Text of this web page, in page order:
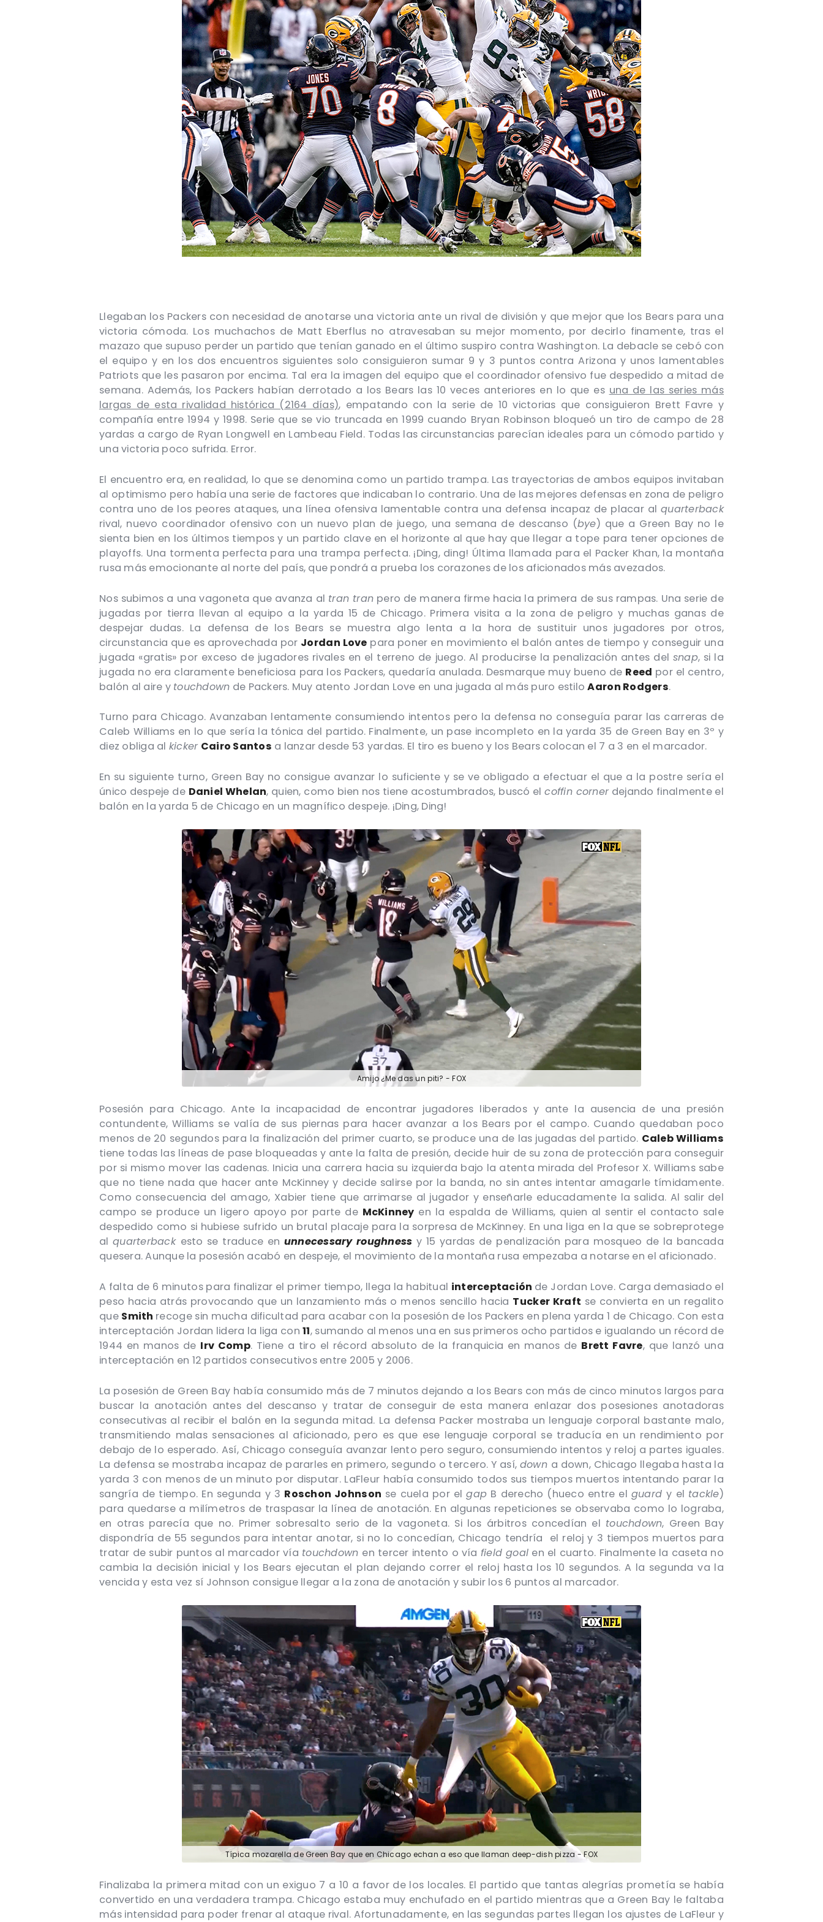
Llegaban los Packers con necesidad de anotarse una victoria ante un rival de división y que mejor que los Bears para una
victoria cómoda. Los muchachos de Matt Eberflus no atravesaban su mejor momento, por decirlo finamente, tras el
mazazo que supuso perder un partido que tenían ganado en el último suspiro contra Washington. La debacle se cebó con
el equipo y en los dos encuentros siguientes solo consiguieron sumar 9 y 3 puntos contra Arizona y unos lamentables
Patriots que les pasaron por encima. Tal era la imagen del equipo que el coordinador ofensivo fue despedido a mitad de
semana. Además, los Packers habían derrotado a los Bears las 10 veces anteriores en lo que es una de las series más
largas de esta rivalidad histórica (2164 días), empatando con la serie de 10 victorias que consiguieron Brett Favre y
compañía entre 1994 y 1998. Serie que se vio truncada en 1999 cuando Bryan Robinson bloqueó un tiro de campo de 28
yardas a cargo de Ryan Longwell en Lambeau Field. Todas las circunstancias parecían ideales para un cómodo partido y
una victoria poco sufrida. Error.
El encuentro era, en realidad, lo que se denomina como un partido trampa. Las trayectorias de ambos equipos invitaban
al optimismo pero había una serie de factores que indicaban lo contrario. Una de las mejores defensas en zona de peligro
contra uno de los peores ataques, una línea ofensiva lamentable contra una defensa incapaz de placar alquarterback
rival, nuevo coordinador ofensivo con un nuevo plan de juego, una semana de descanso (bye) que a Green Bay no le
sienta bien en los últimos tiempos y un partido clave en el horizonte al que hay que llegar a tope para tener opciones de
playoffs. Una tormenta perfecta para una trampa perfecta. ¡Ding, ding! Última llamada para el Packer Khan, la montaña
rusa más emocionante al norte del país, que pondrá a prueba los corazones de los aficionados más avezados.
Nos subimos a una vagoneta que avanza al tran tran pero de manera firme hacia la primera de sus rampas. Una serie de
jugadas por tierra llevan al equipo a la yarda 15 de Chicago. Primera visita a la zona de peligro y muchas ganas de
despejar dudas. La defensa de los Bears se muestra algo lenta a la hora de sustituir unos jugadores por otros,
circunstancia que es aprovechada por Jordan Love para poner en movimiento el balón antes de tiempo y conseguir una
jugada «gratis» por exceso de jugadores rivales en el terreno de juego. Al producirse la penalización antes del snap, si la
jugada no era claramente beneficiosa para los Packers, quedaría anulada. Desmarque muy bueno de Reed por el centro,
balón al aire y touchdown de Packers. Muy atento Jordan Love en una jugada al más puro estiloAaron Rodgers.
Turno para Chicago. Avanzaban lentamente consumiendo intentos pero la defensa no conseguía parar las carreras de
Caleb Williams en lo que sería la tónica del partido. Finalmente, un pase incompleto en la yarda 35 de Green Bay en 3º y
diez obliga al kicker Cairo Santos a lanzar desde 53 yardas. El tiro es bueno y los Bears colocan el 7 a 3 en el marcador.
En su siguiente turno, Green Bay no consigue avanzar lo suficiente y se ve obligado a efectuar el que a la postre sería el
único despeje de Daniel Whelan, quien, como bien nos tiene acostumbrados, buscó elcoffin cornerdejando finalmente el
balón en la yarda 5 de Chicago en un magnífico despeje. ¡Ding, Ding!
Amijo ¿Me das un piti? - FOX
Posesión para Chicago. Ante la incapacidad de encontrar jugadores liberados y ante la ausencia de una presión
contundente, Williams se valía de sus piernas para hacer avanzar a los Bears por el campo. Cuando quedaban poco
menos de 20 segundos para la finalización del primer cuarto, se produce una de las jugadas del partido. Caleb Williams
tiene todas las líneas de pase bloqueadas y ante la falta de presión, decide huir de su zona de protección para conseguir
por si mismo mover las cadenas. Inicia una carrera hacia su izquierda bajo la atenta mirada del Profesor X. Williams sabe
que no tiene nada que hacer ante McKinney y decide salirse por la banda, no sin antes intentar amagarle tímidamente.
Como consecuencia del amago, Xabier tiene que arrimarse al jugador y enseñarle educadamente la salida. Al salir del
campo se produce un ligero apoyo por parte de McKinney en la espalda de Williams, quien al sentir el contacto sale
despedido como si hubiese sufrido un brutal placaje para la sorpresa de McKinney. En una liga en la que se sobreprotege
alquarterback esto se traduce en unnecessary roughness y 15 yardas de penalización para mosqueo de la bancada
quesera. Aunque la posesión acabó en despeje, el movimiento de la montaña rusa empezaba a notarse en el aficionado.
A falta de 6 minutos para finalizar el primer tiempo, llega la habitual interceptación de Jordan Love. Carga demasiado el
peso hacia atrás provocando que un lanzamiento más o menos sencillo hacia Tucker Kraft se convierta en un regalito
que Smith recoge sin mucha dificultad para acabar con la posesión de los Packers en plena yarda 1 de Chicago. Con esta
interceptación Jordan lidera la liga con11, sumando al menos una en sus primeros ocho partidos e igualando un récord de
1944 en manos de Irv Comp. Tiene a tiro el récord absoluto de la franquicia en manos de Brett Favre, que lanzó una
interceptación en 12 partidos consecutivos entre 2005 y 2006.
La posesión de Green Bay había consumido más de 7 minutos dejando a los Bears con más de cinco minutos largos para
buscar la anotación antes del descanso y tratar de conseguir de esta manera enlazar dos posesiones anotadoras
consecutivas al recibir el balón en la segunda mitad. La defensa Packer mostraba un lenguaje corporal bastante malo,
transmitiendo malas sensaciones al aficionado, pero es que ese lenguaje corporal se traducía en un rendimiento por
debajo de lo esperado. Así, Chicago conseguía avanzar lento pero seguro, consumiendo intentos y reloj a partes iguales.
La defensa se mostraba incapaz de pararles en primero, segundo o tercero. Y así, down a down, Chicago llegaba hasta la
yarda 3 con menos de un minuto por disputar. LaFleur había consumido todos sus tiempos muertos intentando parar la
sangría de tiempo. En segunda y 3 Roschon Johnson se cuela por elgap B derecho (hueco entre el guardy el tackle)
para quedarse a milímetros de traspasar la línea de anotación. En algunas repeticiones se observaba como lo lograba,
en otras parecía que no. Primer sobresalto serio de la vagoneta. Si los árbitros concedían el touchdown, Green Bay
dispondría de 55 segundos para intentar anotar, si no lo concedían, Chicago tendría el reloj y 3 tiempos muertos para
tratar de subir puntos al marcador vía touchdown en tercer intento o vía field goal en el cuarto. Finalmente la caseta no
cambia la decisión inicial y los Bears ejecutan el plan dejando correr el reloj hasta los 10 segundos. A la segunda va la
vencida y esta vez sí Johnson consigue llegar a la zona de anotación y subir los 6 puntos al marcador.
Típica mozarella de Green Bay que en Chicago echan a eso que llaman deep-dish pizza - FOX
Finalizaba la primera mitad con un exiguo 7 a 10 a favor de los locales. El partido que tantas alegrías prometía se había
convertido en una verdadera trampa. Chicago estaba muy enchufado en el partido mientras que a Green Bay le faltaba
más intensidad para poder frenar al ataque rival. Afortunadamente, en las segundas partes llegan los ajustes de LaFleur y